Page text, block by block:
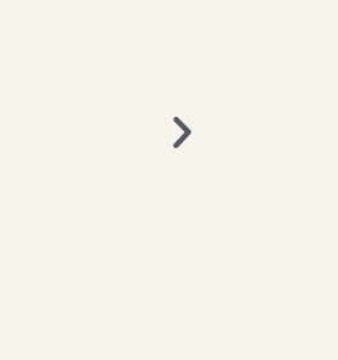
Florian Andresen​